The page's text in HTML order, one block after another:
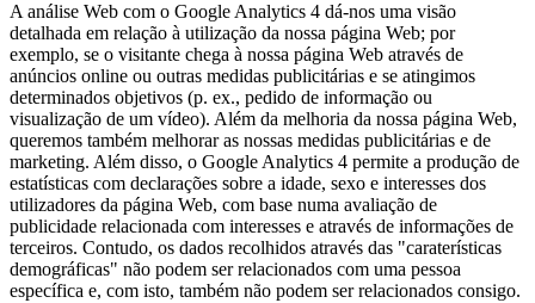
A análise Web com o Google Analytics 4 dá-nos uma visão
detalhada em relação à utilização da nossa página Web; por
exemplo, se o visitante chega à nossa página Web através de
anúncios online ou outras medidas publicitárias e se atingimos
determinados objetivos (p. ex., pedido de informação ou
visualização de um vídeo). Além da melhoria da nossa página Web,
queremos também melhorar as nossas medidas publicitárias e de
marketing. Além disso, o Google Analytics 4 permite a produção de
estatísticas com declarações sobre a idade, sexo e interesses dos
utilizadores da página Web, com base numa avaliação de
publicidade relacionada com interesses e através de informações de
terceiros. Contudo, os dados recolhidos através das "caraterísticas
demográficas" não podem ser relacionados com uma pessoa
específica e, com isto, também não podem ser relacionados consigo.